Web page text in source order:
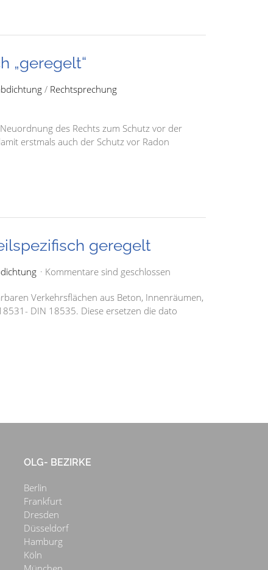
„geregelt“
/ Rechtsprechung
des Rechts zum Schutz vor der
erstmals auch der Schutz vor Radon
geregelt
Kommentare sind geschlossen
Verkehrsflächen aus Beton, Innenräumen,
DIN 18535. Diese ersetzen die dato
OLG- BEZIRKE
Berlin
Frankfurt
Dresden
Düsseldorf
Hamburg
Köln